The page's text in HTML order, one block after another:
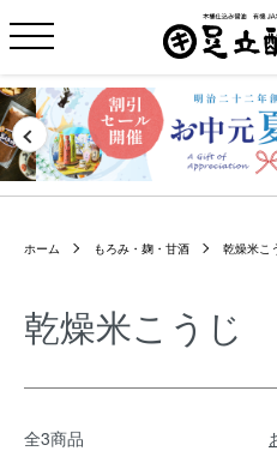
ホーム もろみ・麹・甘酒 乾燥米こ
乾燥米こうじ
全3商品